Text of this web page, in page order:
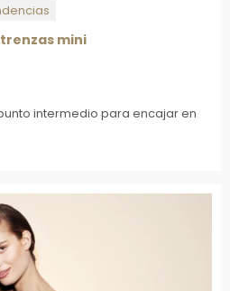
mini
intermedio para encajar en